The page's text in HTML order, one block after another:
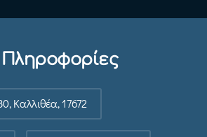
Πληροφορίες
Καλλιθέα, 17672